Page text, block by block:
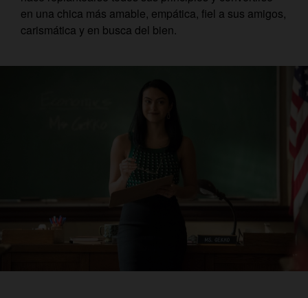
en una chica más amable, empática, fiel a sus amigos,
carismática y en busca del bien.